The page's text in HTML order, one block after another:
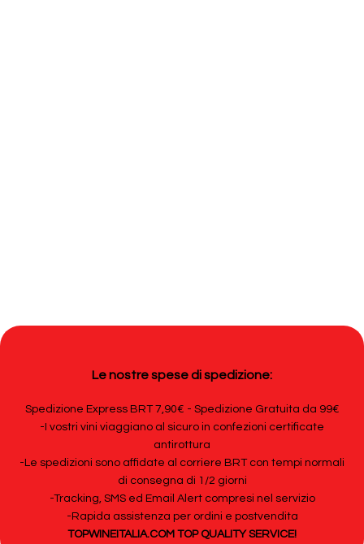
Le nostre spese di spedizione:
Spedizione Express BRT 7,90€ - Spedizione Gratuita da 99€
-I vostri vini viaggiano al sicuro in confezioni certificate
antirottura
-Le spedizioni sono affidate al corriere BRT con tempi normali
di consegna di 1/2 giorni
-Tracking, SMS ed Email Alert compresi nel servizio
-Rapida assistenza per ordini e postvendita
TOPWINEITALIA.COM TOP QUALITY SERVICE!